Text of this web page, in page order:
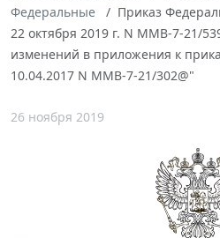
Федеральные
Приказ
22 октября 2019 г. N ММВ-7-21/
изменений в приложения к
10.04.2017 N ММВ-7-21/302@"
26 ноября 2019